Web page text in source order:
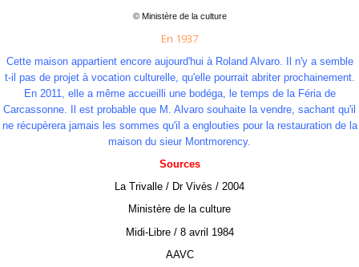
© Ministère de la culture
En 1937
Cette maison appartient encore aujourd'hui à Roland Alvaro. Il n'y a semble
t-il pas de projet à vocation culturelle, qu'elle pourrait abriter prochainement.
En 2011, elle a même accueilli une bodéga, le temps de la Féria de
Carcassonne. Il est probable que M. Alvaro souhaite la vendre, sachant qu'il
ne récupèrera jamais les sommes qu'il a englouties pour la restauration de la
maison du sieur Montmorency.
Sources
La Trivalle / Dr Vivès / 2004
Ministère de la culture
Midi-Libre / 8 avril 1984
AAVC